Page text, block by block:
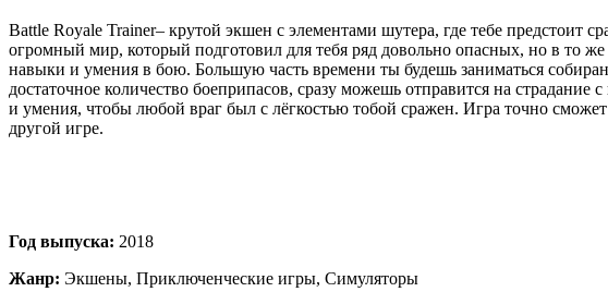
Battle Royale Trainer– крутой экшен с элементами шутера, где тебе предстоит
огромный мир, который подготовил для тебя ряд довольно опасных, но в то
навыки и умения в бою. Большую часть времени ты будешь заниматься
достаточное количество боеприпасов, сразу можешь отправится на
и умения, чтобы любой враг был с лёгкостью тобой сражен. Игра точно
другой игре.
Год выпуска: 2018
Жанр: Экшены, Приключенческие игры, Симуляторы